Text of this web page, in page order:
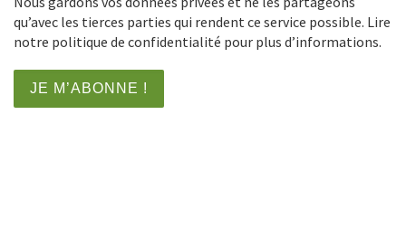
qu’avec les tierces parties qui rendent ce service possible. Lire
notre politique de confidentialité pour plus d’informations.